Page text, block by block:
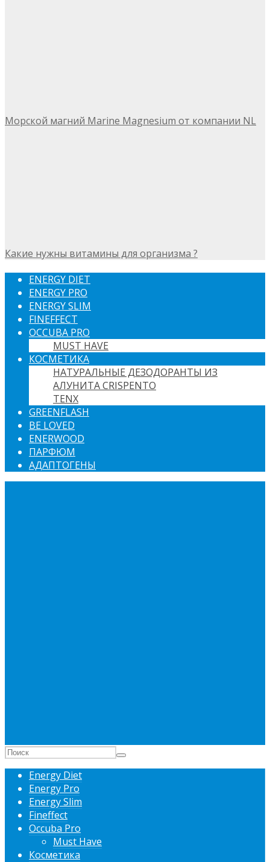
Морской магний Marine Magnesium от компании NL
Какие нужны витамины для организма ?
ENERGY DIET
ENERGY PRO
ENERGY SLIM
FINEFFECT
OCCUBA PRO
MUST HAVE
КОСМЕТИКА
НАТУРАЛЬНЫЕ ДЕЗОДОРАНТЫ ИЗ
АЛУНИТА CRISPENTO
TENX
GREENFLASH
BE LOVED
ENERWOOD
ПАРФЮМ
АДАПТОГЕНЫ
Energy Diet
Energy Pro
Energy Slim
Fineffect
Occuba Pro
Must Have
Косметика